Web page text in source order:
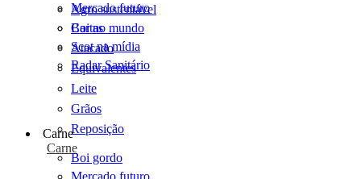
Agro sustentável
Cartas
Scot na mídia
Radar Sanitário
Mercado futuro
Boi no mundo
Atacado
Equivalentes
Leite
Grãos
Reposição
Carne
Carne
Boi gordo
Mercado futuro